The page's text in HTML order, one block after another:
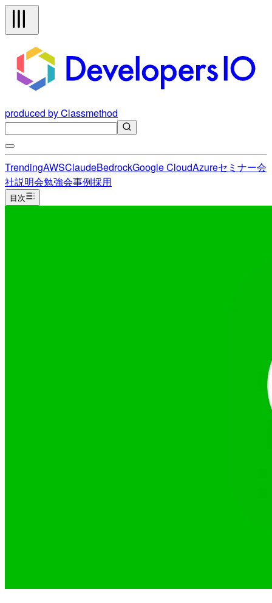
produced by Classmethod
TrendingAWSClaudeBedrockGoogle CloudAzureセミナー会
社説明会勉強会事例採用
目次